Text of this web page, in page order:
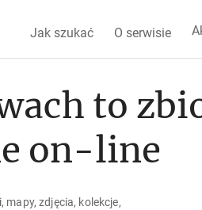
Jak szukać O serwisie
to
on-line
zdjęcia, kolekcje,